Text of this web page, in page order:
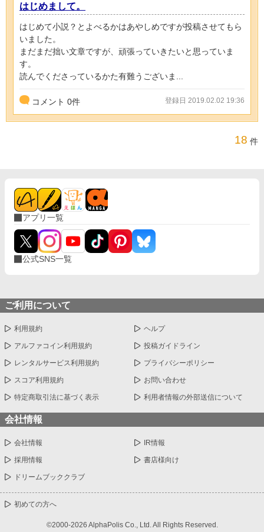
はじめまして。
はじめて小説？とよべるかはあやしめですが投稿させてもら
いました。
まだまだ拙い文章ですが、頑張っていきたいと思っていま
す。
読んでくださっているかた有難うございま...
コメント 0件 登録日 2019.02.02 19:36
18 件
アプリ一覧
公式SNS一覧
ご利用について
利用規約 ヘルプ
アルファコイン利用規約 投稿ガイドライン
レンタルサービス利用規約 プライバシーポリシー
スコア利用規約 お問い合わせ
特定商取引法に基づく表示 利用者情報の外部送信について
会社情報
会社情報 IR情報
採用情報 書店様向け
ドリームブッククラブ
初めての方へ
©2000-2026 AlphaPolis Co., Ltd. All Rights Reserved.